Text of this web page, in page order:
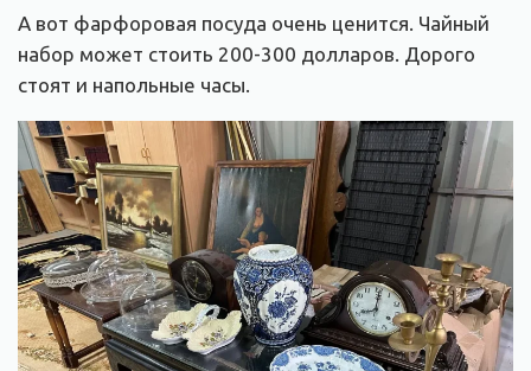
А вот фарфоровая посуда очень ценится. Чайный
набор может стоить 200-300 долларов. Дорого
стоят и напольные часы.